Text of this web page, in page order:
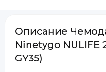
Описание
Ninetygo NULIFE
GY35)